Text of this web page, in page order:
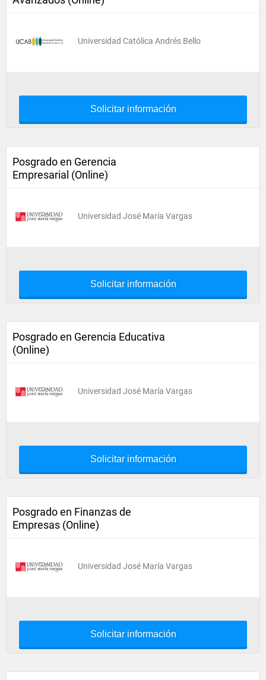
Universidad Católica Andrés Bello
Solicitar información
Posgrado en Gerencia
Empresarial (Online)
Universidad José María Vargas
Solicitar información
Posgrado en Gerencia Educativa
(Online)
Universidad José María Vargas
Solicitar información
Posgrado en Finanzas de
Empresas (Online)
Universidad José María Vargas
Solicitar información